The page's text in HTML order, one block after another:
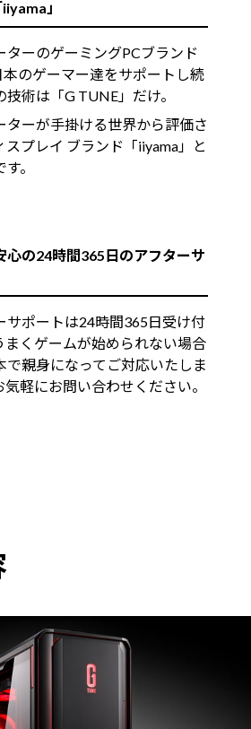
」
ターのゲーミングPCブランド
本のゲーマー達をサポートし続
術は「G TUNE」だけ。
ターが手掛ける世界から評価さ
スプレイ ブランド「iiyama」と
。
心の24時間365日のアフターサ
サポートは24時間365日受け付
まくゲームが始められない場合
で親身になってご対応いたしま
軽にお問い合わせください。